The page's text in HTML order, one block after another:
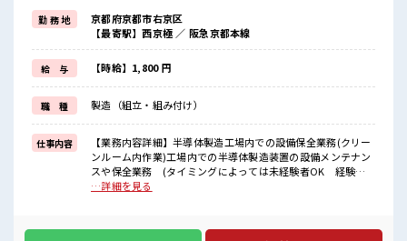
基本的に髪色自由で明るすぎたり奇抜でなければOKです！
(規定有)≪機能的な制服アリ≫
制服があるので、
毎日の服装の悩み解消♪
≪未経験でも活躍できる≫
新しいことにチャレンジするのは不安だけど、
しっかり働く環境が整っています！
イチからスキルUP・ステップUP目指していきましょう！
≪自分に合った期間で働ける≫
福利厚生が整った派遣のお仕事です！
■職場の雰囲気
髪型にこだわりのあるアナタは必見！
社会人経験が浅くてもOK！
勤 務 地
京都府京都市右京区
【最寄駅】西京極 ／ 阪急京都本線
給 与 【時給】1,800 円
職 種 製造（組立・組み付け）
仕事内容
【業務内容詳細】半導体製造工場内での設備保全業務(クリー
ンルーム内作業)工場内での半導体製造装置の設備メンテナン
スや保全業務 (タイミングによっては未経験者OK 経験あ
れば尚良し)機械の保全、メンテナンス。機械の消耗品(刃工具
ション。【取扱製品情報】半導体製造装置 ■お仕事PR ≪残業
…詳細を見る